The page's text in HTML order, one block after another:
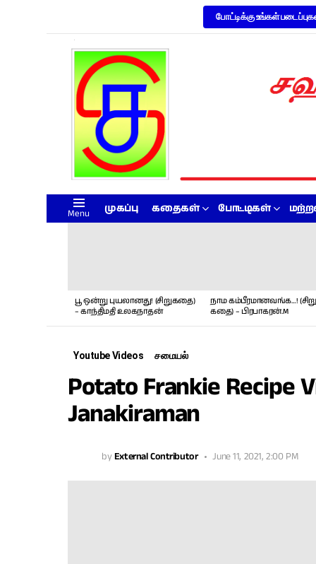
போட்டிக்கு உங்கள்
Menu முகப்பு கதைகள் போட்டிகள்
பூ ஒன்று புயலானது! (சிறுகதை)
– காந்திமதி உலகநாதன்
நாம கம்பீரமானவங்க…!
கதை) – பிரபாகரன்.M
Youtube Videos சமையல்
Potato Frankie Recipe
Janakiraman
byExternal Contributor June 11, 2021, 2:00 PM